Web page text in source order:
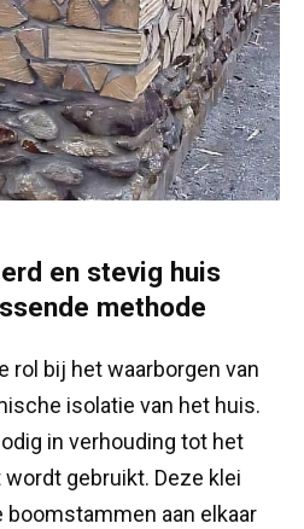
en stevig huis
methode
rol bij het waarborgen van
isolatie van het huis.
in verhouding tot het
gebruikt. Deze klei
aan elkaar